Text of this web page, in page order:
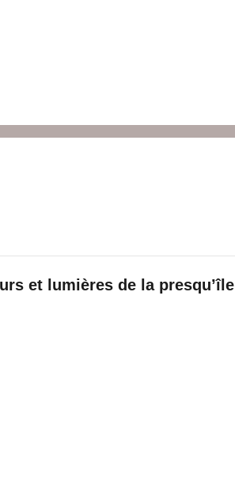
et lumières de la presqu’île